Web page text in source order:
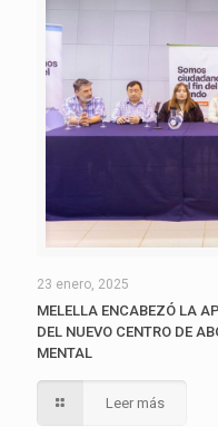
23 enero, 2025
MELELLA ENCABEZÓ LA
DEL NUEVO CENTRO DE
MENTAL
Leer más